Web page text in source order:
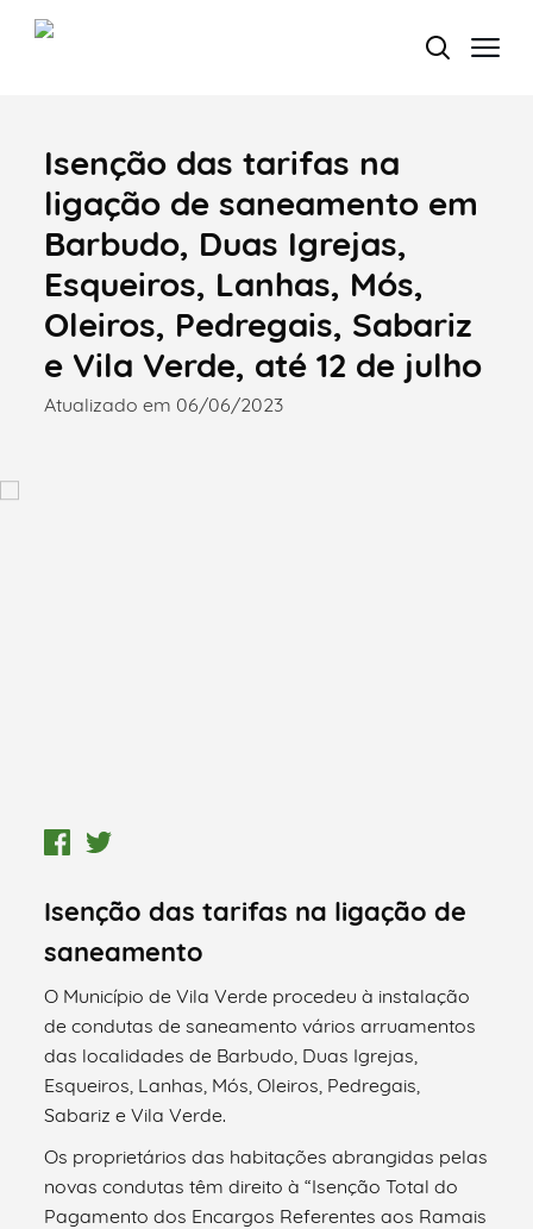
Termo de Pesquisa
Categorias gerais
Isenção das tarifas na
ligação de saneamento em
Barbudo, Duas Igrejas,
Esqueiros, Lanhas, Mós,
Oleiros, Pedregais, Sabariz
e Vila Verde, até 12 de julho
Atualizado em 06/06/2023
Isenção das tarifas na ligação de
saneamento
O Município de Vila Verde procedeu à instalação
de condutas de saneamento vários arruamentos
das localidades de Barbudo, Duas Igrejas,
Esqueiros, Lanhas, Mós, Oleiros, Pedregais,
Sabariz e Vila Verde.
Os proprietários das habitações abrangidas pelas
novas condutas têm direito à “Isenção Total do
Pagamento dos Encargos Referentes aos Ramais